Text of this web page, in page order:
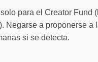
para el Creator Fund
a proponerse a
si se detecta.